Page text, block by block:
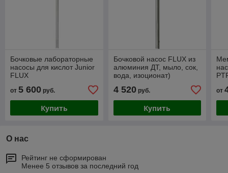
Бочковые лабораторные
насосы для кислот Junior
FLUX
от 5 600 руб.
Купить
Бочковой насос FLUX из
алюминия ДТ, мыло, сок,
вода, изоционат)
4 520руб.
Купить
от
О нас
Рейтинг не сформирован
Менее 5 отзывов за последний год